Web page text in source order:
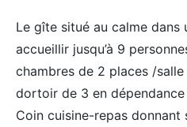
Le gîte situé au calme dans
accueillir jusqu’à 9
chambres de 2 places /
dortoir de 3 en
Coin cuisine-repas donnant